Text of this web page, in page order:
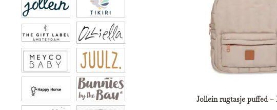
Jollein rugtasje puffed –